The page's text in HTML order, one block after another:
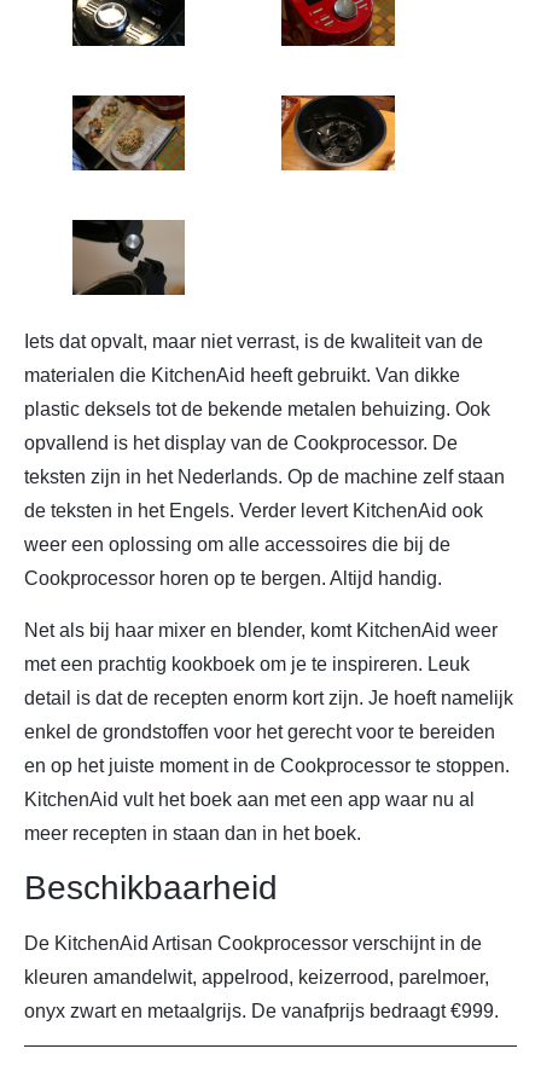
Iets dat opvalt, maar niet verrast, is de kwaliteit van de
materialen die KitchenAid heeft gebruikt. Van dikke
plastic deksels tot de bekende metalen behuizing. Ook
opvallend is het display van de Cookprocessor. De
teksten zijn in het Nederlands. Op de machine zelf staan
de teksten in het Engels. Verder levert KitchenAid ook
weer een oplossing om alle accessoires die bij de
Cookprocessor horen op te bergen. Altijd handig.
Net als bij haar mixer en blender, komt KitchenAid weer
met een prachtig kookboek om je te inspireren. Leuk
detail is dat de recepten enorm kort zijn. Je hoeft namelijk
enkel de grondstoffen voor het gerecht voor te bereiden
en op het juiste moment in de Cookprocessor te stoppen.
KitchenAid vult het boek aan met een app waar nu al
meer recepten in staan dan in het boek.
Beschikbaarheid
De KitchenAid Artisan Cookprocessor verschijnt in de
kleuren amandelwit, appelrood, keizerrood, parelmoer,
onyx zwart en metaalgrijs. De vanafprijs bedraagt €999.